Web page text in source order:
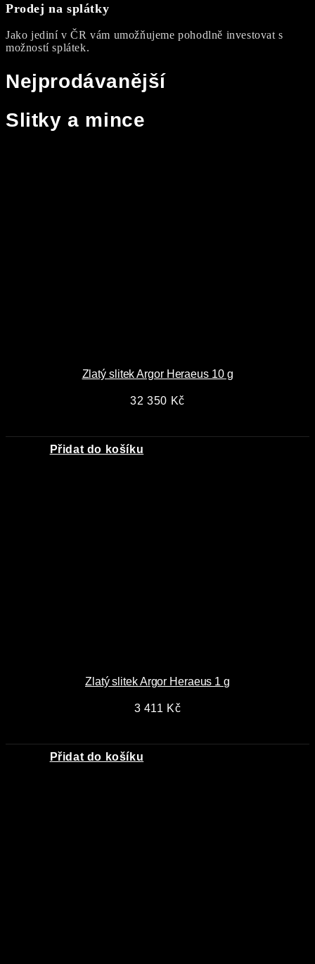
Prodej na splátky
Jako jediní v ČR vám umožňujeme pohodlně investovat s
možností splátek.
Nejprodávanější
Slitky a mince
Zlatý slitek Argor Heraeus 10 g
32 350 Kč
Přidat do košíku
Zlatý slitek Argor Heraeus 1 g
3 411 Kč
Přidat do košíku